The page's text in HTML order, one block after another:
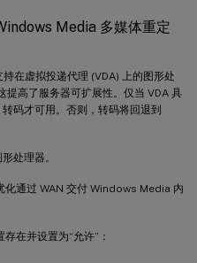
Media 多媒体重定
在虚拟投递代理 (VDA) 上的图形处
提高了服务器可扩展性。仅当 VDA 具
码才可用。否则，转码将回退到
处理器。
化通过 WAN 交付 Windows Media 内
在并设置为“允许”：